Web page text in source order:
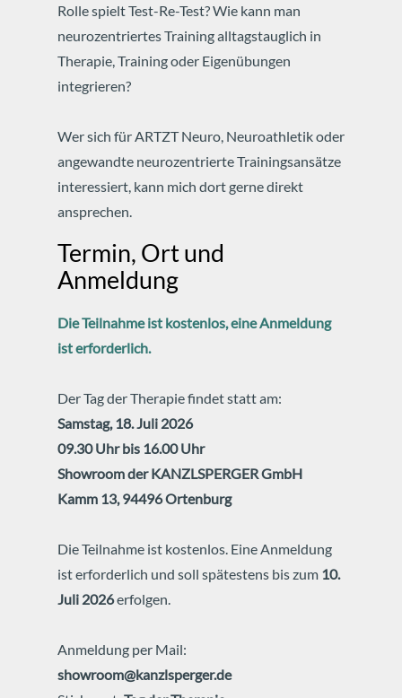
Rolle spielt Test-Re-Test? Wie kann man
neurozentriertes Training alltagstauglich in
Therapie, Training oder Eigenübungen
integrieren?
Wer sich für ARTZT Neuro, Neuroathletik oder
angewandte neurozentrierte Trainingsansätze
interessiert, kann mich dort gerne direkt
ansprechen.
Termin, Ort und
Anmeldung
Die Teilnahme ist kostenlos, eine Anmeldung
ist erforderlich.
Der Tag der Therapie findet statt am:
Samstag, 18. Juli 2026
09.30 Uhr bis 16.00 Uhr
Showroom der KANZLSPERGER GmbH
Kamm 13, 94496 Ortenburg
Die Teilnahme ist kostenlos. Eine Anmeldung
ist erforderlich und soll spätestens bis zum 10.
Juli 2026erfolgen.
Anmeldung per Mail:
showroom@kanzlsperger.de